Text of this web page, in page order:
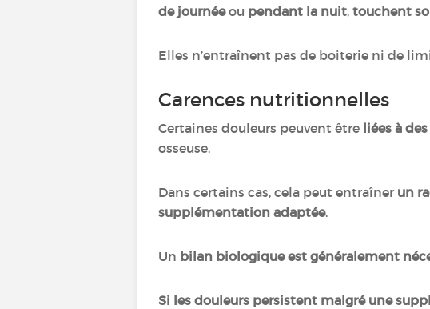
de journéeou pendant la nuit, touchent
Elles n’entraînent pas de boiterie ni de
Carences nutritionnelles
Certaines douleurs peuvent être liées à
osseuse.
Dans certains cas, cela peut entraîner un
supplémentation adaptée.
Un bilan biologique est généralement
Si les douleurs persistent malgré une